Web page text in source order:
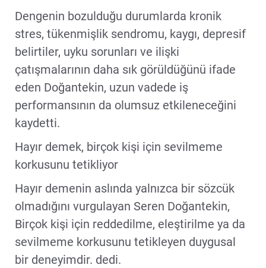
Dengenin bozulduğu durumlarda kronik
stres, tükenmişlik sendromu, kaygı, depresif
belirtiler, uyku sorunları ve ilişki
çatışmalarının daha sık görüldüğünü ifade
eden Doğantekin, uzun vadede iş
performansının da olumsuz etkileneceğini
kaydetti.
Hayır demek, birçok kişi için sevilmeme
korkusunu tetikliyor
Hayır demenin aslında yalnızca bir sözcük
olmadığını vurgulayan Seren Doğantekin,
Birçok kişi için reddedilme, eleştirilme ya da
sevilmeme korkusunu tetikleyen duygusal
bir deneyimdir. dedi.